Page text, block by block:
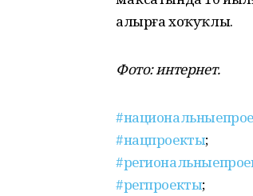
алырға хоҡуҡлы.
Фото: интернет.
#нацпроекты;
#регпроекты;